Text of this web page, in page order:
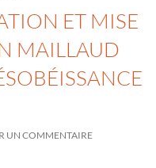
ET MISE
MAILLAUD
UN COMMENTAIRE